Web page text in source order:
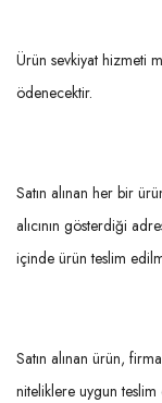
Ürün sevkiyat hizmeti
ödenecektir.
Satın alınan her bir
alıcının gösterdiği
içinde ürün teslim
Satın alınan ürün,
niteliklere uygun